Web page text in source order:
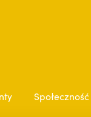
Społeczność